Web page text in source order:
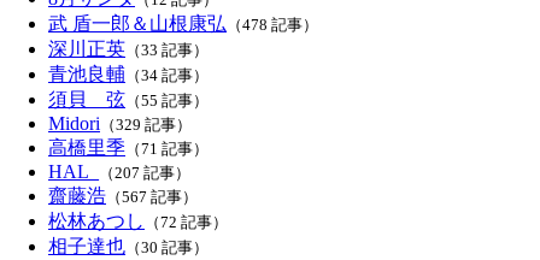
武 盾一郎＆山根康弘 （478 記事）
深川正英 （33 記事）
青池良輔 （34 記事）
須貝 弦 （55 記事）
Midori （329 記事）
高橋里季 （71 記事）
HAL_ （207 記事）
齋藤浩 （567 記事）
松林あつし （72 記事）
相子達也 （30 記事）